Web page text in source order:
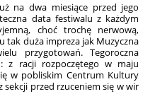
na dwa miesiące przed jego
data festiwalu z każdym
choć trochę nerwową,
tak duża impreza jak Muzyczna
przygotowań. Tegoroczna
z racji rozpoczętego w maju
w pobliskim Centrum Kultury
przed rzuceniem się w wir